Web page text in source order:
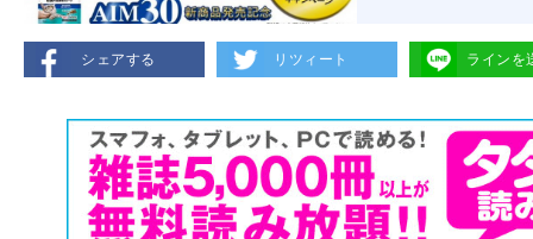
シェアする リツィート ラインを